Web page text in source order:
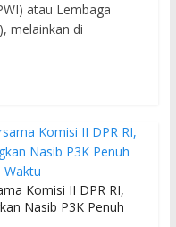
atau Lembaga
melainkan di
Komisi II DPR RI,
Nasib P3K Penuh